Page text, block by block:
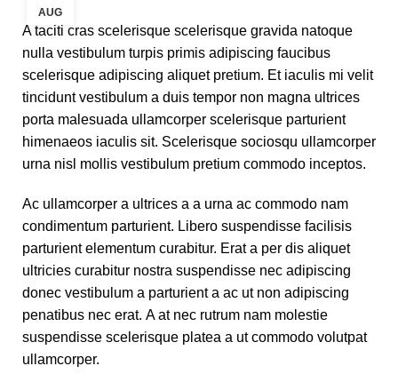
AUG
A taciti cras scelerisque scelerisque gravida natoque
nulla vestibulum turpis primis adipiscing faucibus
scelerisque adipiscing aliquet pretium. Et iaculis mi velit
tincidunt vestibulum a duis tempor non magna ultrices
porta malesuada ullamcorper scelerisque parturient
himenaeos iaculis sit. Scelerisque sociosqu ullamcorper
urna nisl mollis vestibulum pretium commodo inceptos.
Ac ullamcorper a ultrices a a urna ac commodo nam
condimentum parturient. Libero suspendisse facilisis
parturient elementum curabitur. Erat a per dis aliquet
ultricies curabitur nostra suspendisse nec adipiscing
donec vestibulum a parturient a ac ut non adipiscing
penatibus nec erat. A at nec rutrum nam molestie
suspendisse scelerisque platea a ut commodo volutpat
ullamcorper.